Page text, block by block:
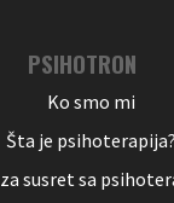
PSIHOTRON
Ko smo mi
Šta je psihoterapija?
susret sa